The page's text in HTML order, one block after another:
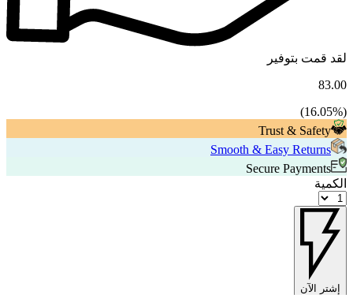
لقد قمت بتوفير
83.00
(
16.05%)
Trust & Safety
Smooth & Easy Returns
Secure Payments
الكمية
إشتر الآن